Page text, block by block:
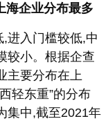
海企业分布最多
进入门槛较低,中
较小。根据企查
主要分布在上
轻东重”的分布
集中,截至2021年